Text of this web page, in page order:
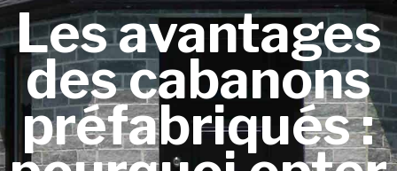
Les avantages
des cabanons
préfabriqués :